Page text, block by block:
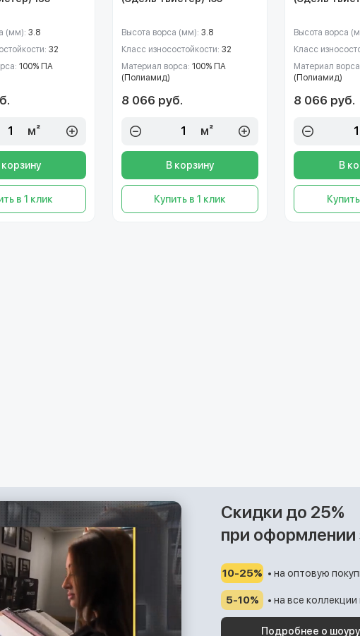
(мм): 3.8
32
100% ПА
м²
корзину
в 1 клик
Высота ворса (мм): 3.8
Класс износостойкости: 32
Материал ворса: 100% ПА
(Полиамид)
8 066 руб.
м²
В корзину
Купить в 1 клик
Высота ворса
Класс
Материал
(Полиамид)
8 066 руб.
В
Скидки до 25%
при оформлении
10-25% • на оптовую
5-10% • на все
Подробнее о